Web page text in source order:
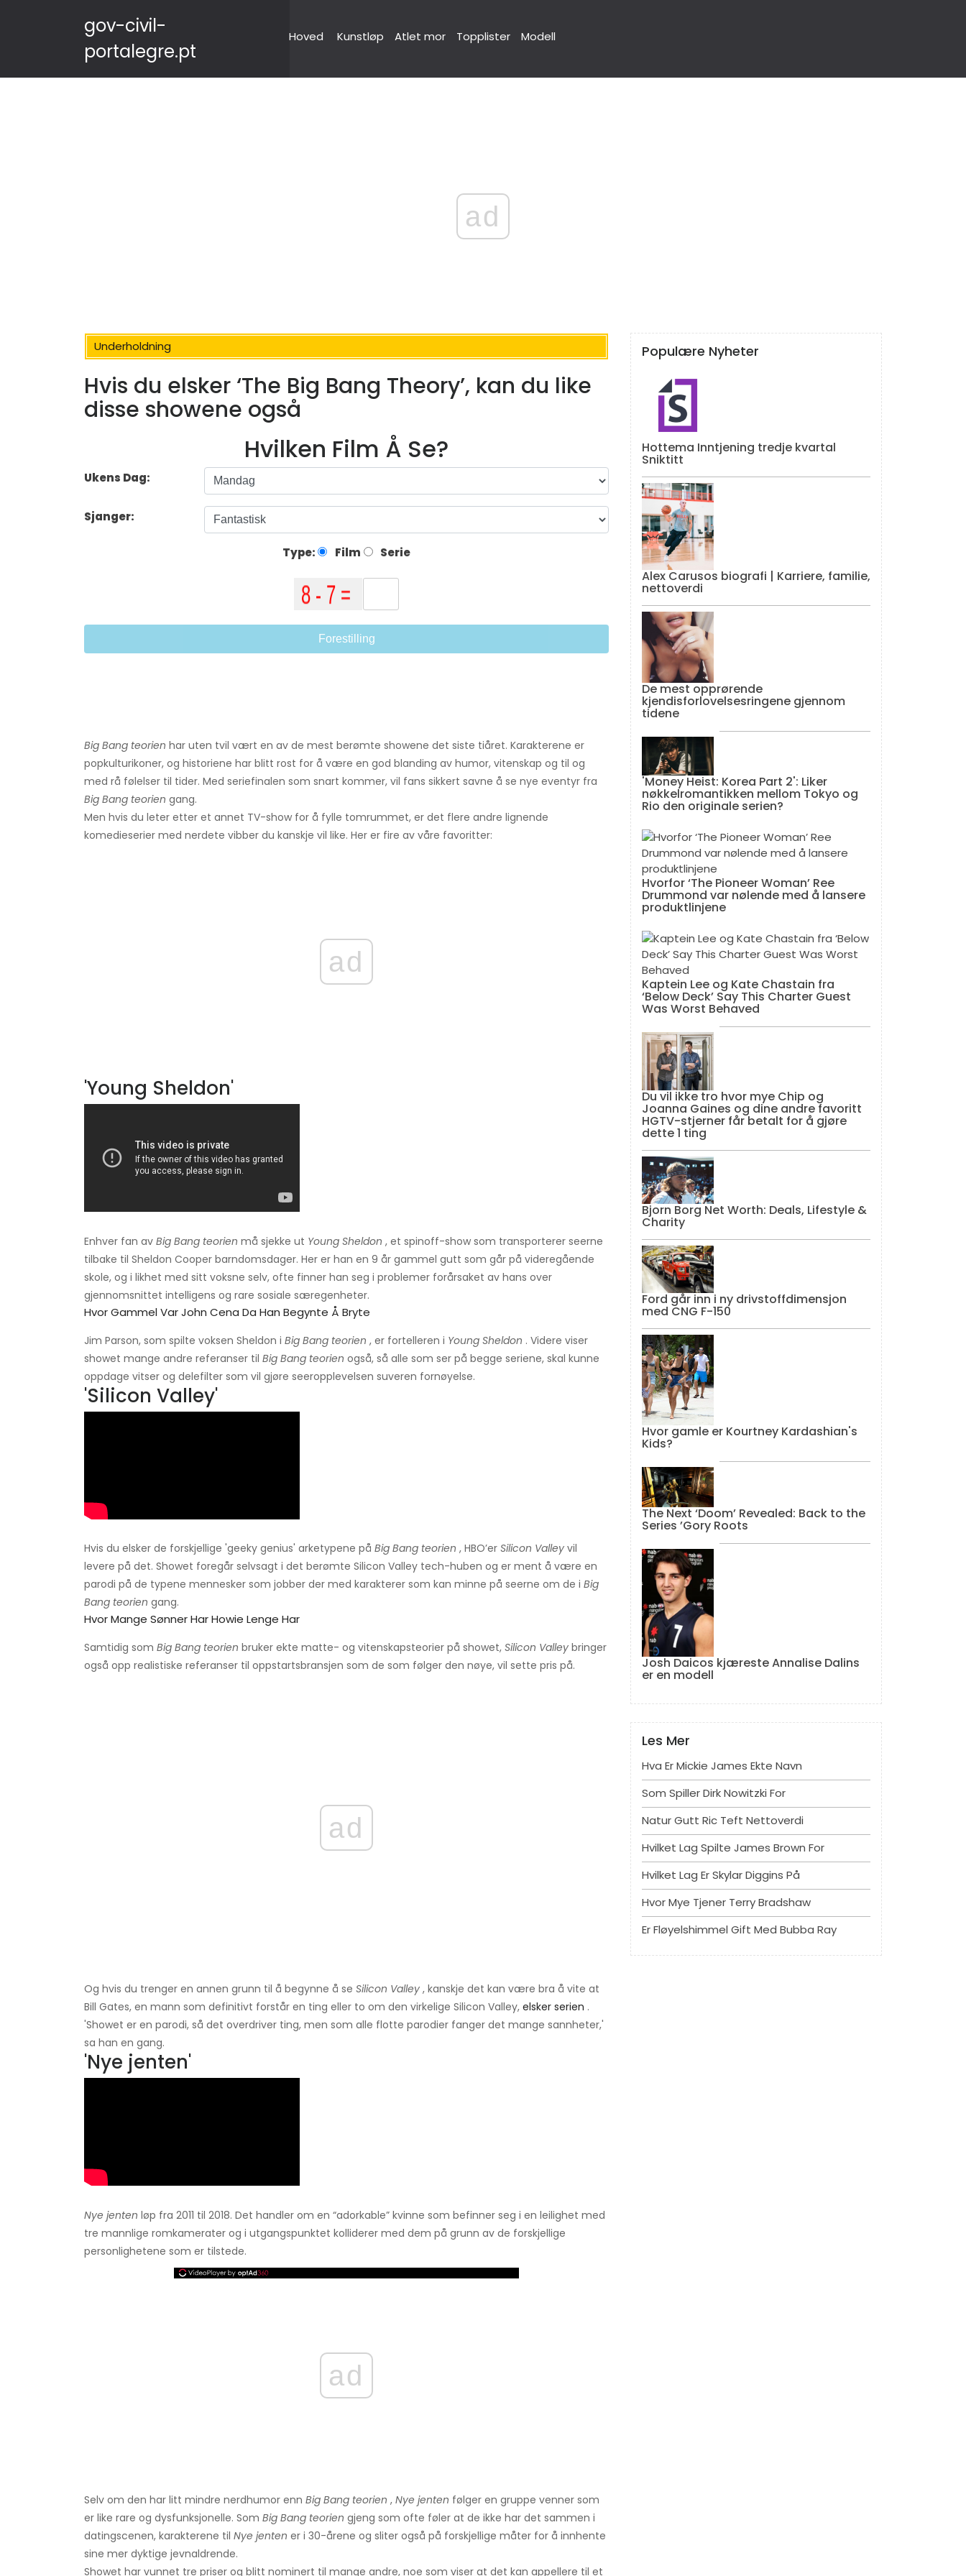
gov-civil-
portalegre.pt
Hoved Kunstløp Atlet mor Topplister Modell
ad
Underholdning
Hvis du elsker ‘The Big Bang Theory’, kan du like
disse showene også
Hvilken Film Å Se?
Ukens Dag:
Sjanger:
Type: Film Serie
Forestilling
Big Bang teorien har uten tvil vært en av de mest berømte showene det siste tiåret. Karakterene er
popkulturikoner, og historiene har blitt rost for å være en god blanding av humor, vitenskap og til og
med rå følelser til tider. Med seriefinalen som snart kommer, vil fans sikkert savne å se nye eventyr fra
Big Bang teorien gang.
Men hvis du leter etter et annet TV-show for å fylle tomrummet, er det flere andre lignende
komedieserier med nerdete vibber du kanskje vil like. Her er fire av våre favoritter:
ad
'Young Sheldon'
Enhver fan av Big Bang teorien må sjekke ut Young Sheldon , et spinoff-show som transporterer seerne
tilbake til Sheldon Cooper barndomsdager. Her er han en 9 år gammel gutt som går på videregående
skole, og i likhet med sitt voksne selv, ofte finner han seg i problemer forårsaket av hans over
gjennomsnittet intelligens og rare sosiale særegenheter.
Hvor Gammel Var John Cena Da Han Begynte Å Bryte
Jim Parson, som spilte voksen Sheldon i Big Bang teorien , er fortelleren i Young Sheldon . Videre viser
showet mange andre referanser til Big Bang teorien også, så alle som ser på begge seriene, skal kunne
oppdage vitser og delefilter som vil gjøre seeropplevelsen suveren fornøyelse.
'Silicon Valley'
Hvis du elsker de forskjellige 'geeky genius' arketypene på Big Bang teorien , HBO’er Silicon Valley vil
levere på det. Showet foregår selvsagt i det berømte Silicon Valley tech-huben og er ment å være en
parodi på de typene mennesker som jobber der med karakterer som kan minne på seerne om de i Big
Bang teorien gang.
Hvor Mange Sønner Har Howie Lenge Har
Samtidig som Big Bang teorien bruker ekte matte- og vitenskapsteorier på showet, Silicon Valley bringer
også opp realistiske referanser til oppstartsbransjen som de som følger den nøye, vil sette pris på.
ad
Og hvis du trenger en annen grunn til å begynne å se Silicon Valley , kanskje det kan være bra å vite at
Bill Gates, en mann som definitivt forstår en ting eller to om den virkelige Silicon Valley, elsker serien .
'Showet er en parodi, så det overdriver ting, men som alle flotte parodier fanger det mange sannheter,'
sa han en gang.
'Nye jenten'
Nye jenten løp fra 2011 til 2018. Det handler om en “adorkable” kvinne som befinner seg i en leilighet med
tre mannlige romkamerater og i utgangspunktet kolliderer med dem på grunn av de forskjellige
personlighetene som er tilstede.
ad
Selv om den har litt mindre nerdhumor enn Big Bang teorien , Nye jenten følger en gruppe venner som
er like rare og dysfunksjonelle. Som Big Bang teorien gjeng som ofte føler at de ikke har det sammen i
datingscenen, karakterene til Nye jenten er i 30-årene og sliter også på forskjellige måter for å innhente
sine mer dyktige jevnaldrende.
Showet har vunnet tre priser og blitt nominert til mange andre, noe som viser at det kan appellere til et
Populære Nyheter
Hottema Inntjening tredje kvartal
Sniktitt
Alex Carusos biografi | Karriere, familie,
nettoverdi
De mest opprørende
kjendisforlovelsesringene gjennom
tidene
'Money Heist: Korea Part 2': Liker
nøkkelromantikken mellom Tokyo og
Rio den originale serien?
Hvorfor ‘The Pioneer Woman’ Ree
Drummond var nølende med å lansere
produktlinjene
Kaptein Lee og Kate Chastain fra
‘Below Deck’ Say This Charter Guest
Was Worst Behaved
Du vil ikke tro hvor mye Chip og
Joanna Gaines og dine andre favoritt
HGTV-stjerner får betalt for å gjøre
dette 1 ting
Bjorn Borg Net Worth: Deals, Lifestyle &
Charity
Ford går inn i ny drivstoffdimensjon
med CNG F-150
Hvor gamle er Kourtney Kardashian's
Kids?
The Next ‘Doom’ Revealed: Back to the
Series ’Gory Roots
Josh Daicos kjæreste Annalise Dalins
er en modell
Les Mer
Hva Er Mickie James Ekte Navn
Som Spiller Dirk Nowitzki For
Natur Gutt Ric Teft Nettoverdi
Hvilket Lag Spilte James Brown For
Hvilket Lag Er Skylar Diggins På
Hvor Mye Tjener Terry Bradshaw
Er Fløyelshimmel Gift Med Bubba Ray